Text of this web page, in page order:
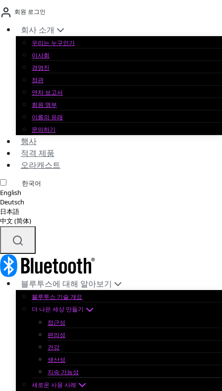
본
문
바
회원 로그인
회사 소개
우리는 누구인가
이사회
경영진
정관
연차 보고서
회원 명부
이름의 유래
문의하기
행사
적격 제품
오라캐스트
한국어
English
Deutsch
日本語
中文 (简体)
블루투스에 대해 알아보기
블루투스 기술 개요
더 나은 세상 만들기
접근성
편의성
건강
생산성
지속 가능성
새로운 사용 사례